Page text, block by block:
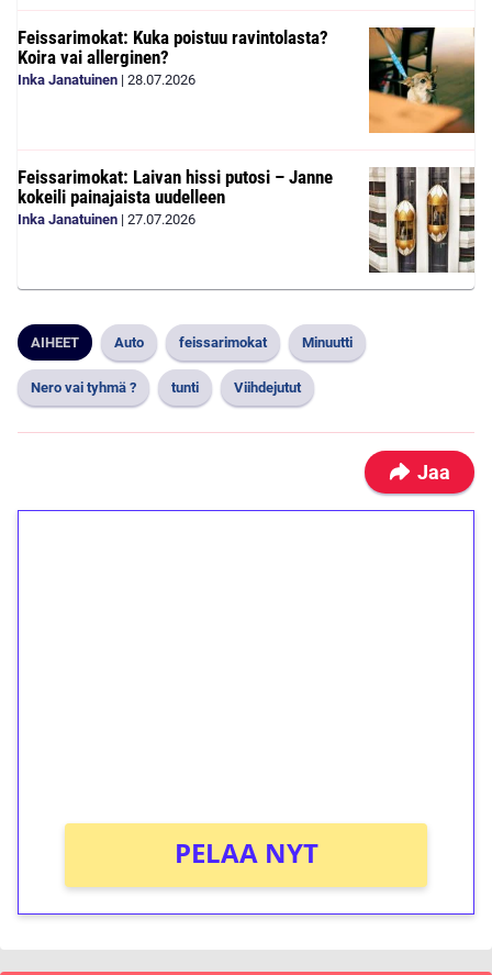
Feissarimokat: Kuka poistuu ravintolasta?
Koira vai allerginen?
Inka Janatuinen | 28.07.2026
Feissarimokat: Laivan hissi putosi – Janne
kokeili painajaista uudelleen
Inka Janatuinen | 27.07.2026
AIHEET Auto feissarimokat Minuutti
Nero vai tyhmä ? tunti Viihdejutut
Jaa
PELAA NYT